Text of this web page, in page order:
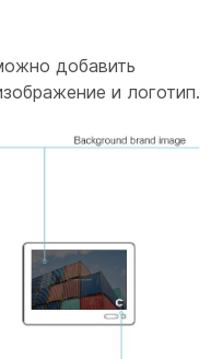
добавить
и логотип.